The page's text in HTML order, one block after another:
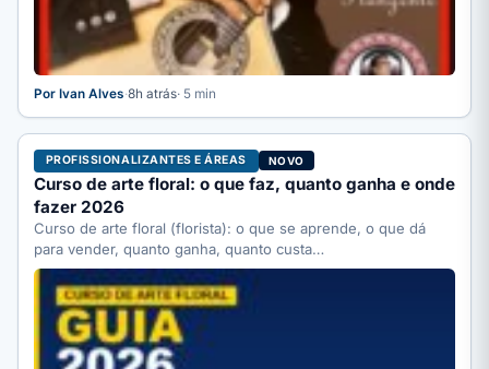
Por Ivan Alves·8h atrás· 5 min
PROFISSIONALIZANTES E ÁREAS NOVO
Curso de arte floral: o que faz, quanto ganha e onde
fazer 2026
Curso de arte floral (florista): o que se aprende, o que dá
para vender, quanto ganha, quanto custa…